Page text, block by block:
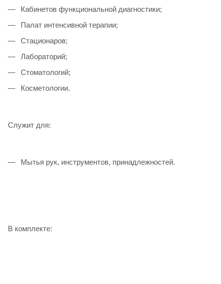
Кабинетов функциональной диагностики;
Палат интенсивной терапии;
Стационаров;
Лабораторий;
Стоматологий;
Косметологии.
Служит для:
Мытья рук, инструментов, принадлежностей.
В комплекте: